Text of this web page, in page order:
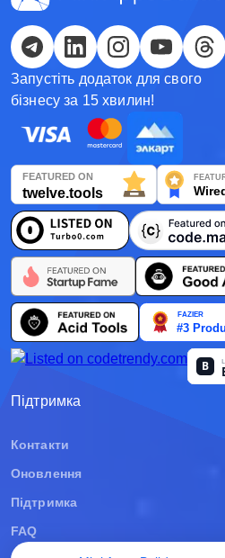
Запустіть додаток для свого
бізнесу за 15 хвилин!
Підтримка
Контакти
Оновлення
Підтримка
FAQ
Español
Українська
한국어
日本語
Français
Nederlands
Português
Polski
हिन्दी
Bahasa Indonesia
Srpski